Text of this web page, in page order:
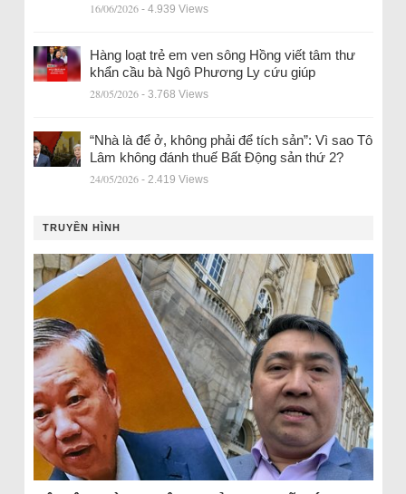
16/06/2026 - 4.939 Views
Hàng loạt trẻ em ven sông Hồng viết tâm thư
khẩn cầu bà Ngô Phương Ly cứu giúp
28/05/2026 - 3.768 Views
“Nhà là để ở, không phải để tích sản”: Vì sao Tô
Lâm không đánh thuế Bất Động sản thứ 2?
24/05/2026 - 2.419 Views
TRUYỀN HÌNH